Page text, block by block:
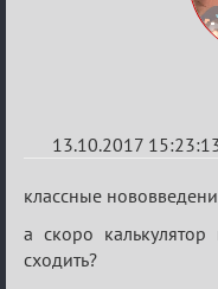
13.10.2017
Re:
Калькулятор
Лиги
классные
а скоро
сходить?